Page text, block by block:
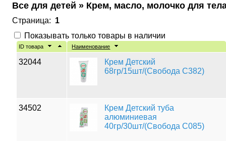
Все для детей » Крем, масло, молочко для
Страница: 1
Показывать только товары в наличии
ID товара Наименование
32044
Крем Детский
68гр/15шт/(Свобода С382)
34502
Крем Детский туба
алюминиевая
40гр/30шт/(Свобода С085)